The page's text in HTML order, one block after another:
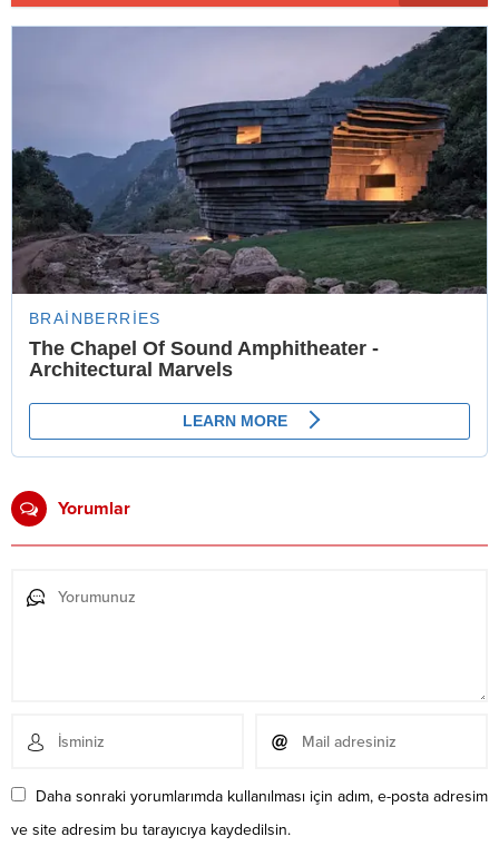
Yorumlar
Daha sonraki yorumlarımda kullanılması için adım, e-posta adresim
ve site adresim bu tarayıcıya kaydedilsin.